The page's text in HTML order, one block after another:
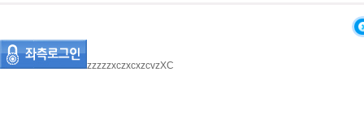
zzzzzxczxcxzcvzXC